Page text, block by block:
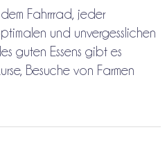
Fahrrrad, jeder
und unvergesslichen
guten Essens gibt es
Besuche von Farmen